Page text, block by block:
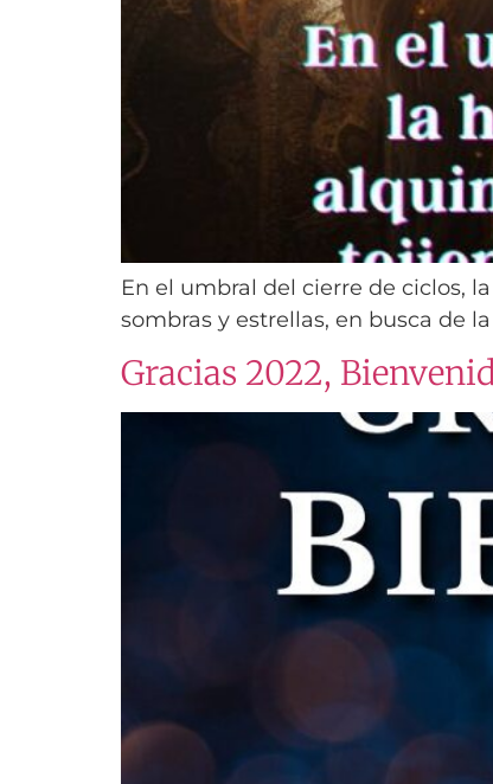
En el umbral del cierre de ciclos,
sombras y estrellas, en busca de
Gracias 2022,